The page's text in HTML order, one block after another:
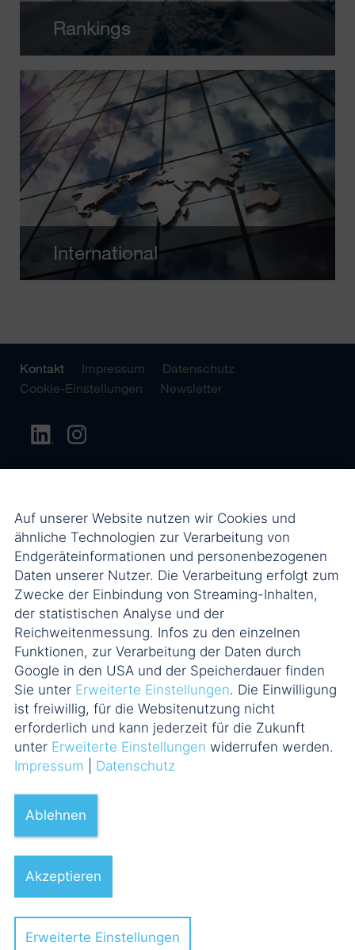
Rankings
International
Kontakt Impressum
Datenschutz
Cookie-Einstellungen
Newsletter
Auf unserer Website nutzen wir Cookies und
ähnliche Technologien zur Verarbeitung von
Endgeräteinformationen und personenbezogenen
Daten unserer Nutzer. Die Verarbeitung erfolgt zum
Zwecke der Einbindung von Streaming-Inhalten,
der statistischen Analyse und der
Reichweitenmessung. Infos zu den einzelnen
Funktionen, zur Verarbeitung der Daten durch
Google in den USA und der Speicherdauer finden
Sie unter Erweiterte Einstellungen. Die Einwilligung
ist freiwillig, für die Websitenutzung nicht
erforderlich und kann jederzeit für die Zukunft
unter Erweiterte Einstellungen widerrufen werden.
Impressum
Datenschutz
Ablehnen
Akzeptieren
Erweiterte Einstellungen